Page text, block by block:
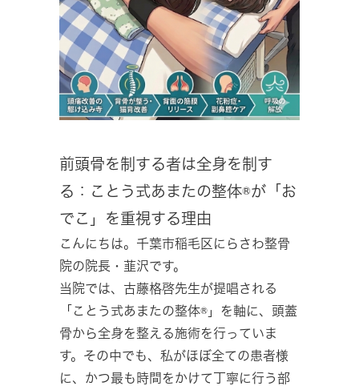
前頭骨を制する者は全身を制す
る：ことう式あまたの整体®が「お
でこ」を重視する理由
こんにちは。千葉市稲毛区にらさわ整骨
院の院長・韮沢です。
当院では、古藤格啓先生が提唱される
「ことう式あまたの整体®」を軸に、頭蓋
骨から全身を整える施術を行っていま
す。その中でも、私がほぼ全ての患者様
に、かつ最も時間をかけて丁寧に行う部